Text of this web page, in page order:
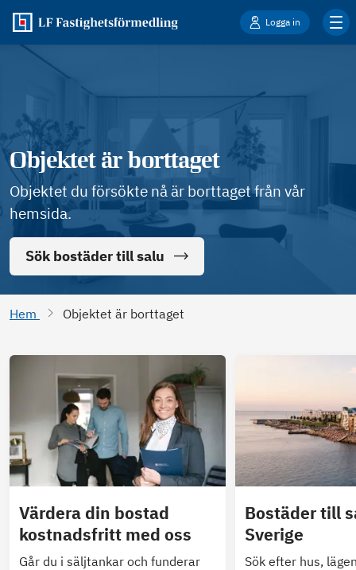
Logga in
Objektet är borttaget
Objektet du försökte nå är borttaget från vår
hemsida.
Sök bostäder till salu
Hem Objektet är borttaget
Värdera din bostad
kostnadsfritt med oss
Går du i säljtankar och funderar
Bostäder till
Sverige
Sök efter hus,